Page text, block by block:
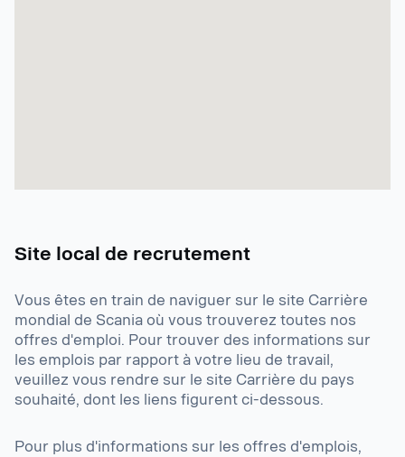
Site local de recrutement
Vous êtes en train de naviguer sur le site Carrière
mondial de Scania où vous trouverez toutes nos
offres d'emploi. Pour trouver des informations sur
les emplois par rapport à votre lieu de travail,
veuillez vous rendre sur le site Carrière du pays
souhaité, dont les liens figurent ci-dessous.
Pour plus d'informations sur les offres d'emplois,